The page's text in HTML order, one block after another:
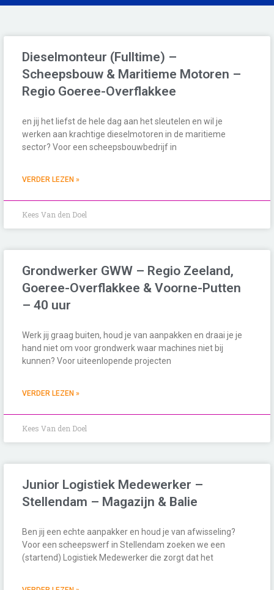
Dieselmonteur (Fulltime) –
Scheepsbouw & Maritieme Motoren –
Regio Goeree-Overflakkee
en jij het liefst de hele dag aan het sleutelen en wil je
werken aan krachtige dieselmotoren in de maritieme
sector? Voor een scheepsbouwbedrijf in
VERDER LEZEN »
Kees Van den Doel
Grondwerker GWW – Regio Zeeland,
Goeree-Overflakkee & Voorne-Putten
– 40 uur
Werk jij graag buiten, houd je van aanpakken en draai je je
hand niet om voor grondwerk waar machines niet bij
kunnen? Voor uiteenlopende projecten
VERDER LEZEN »
Kees Van den Doel
Junior Logistiek Medewerker –
Stellendam – Magazijn & Balie
Ben jij een echte aanpakker en houd je van afwisseling?
Voor een scheepswerf in Stellendam zoeken we een
(startend) Logistiek Medewerker die zorgt dat het